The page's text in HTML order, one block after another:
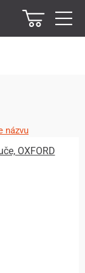
názvu
OXFORD